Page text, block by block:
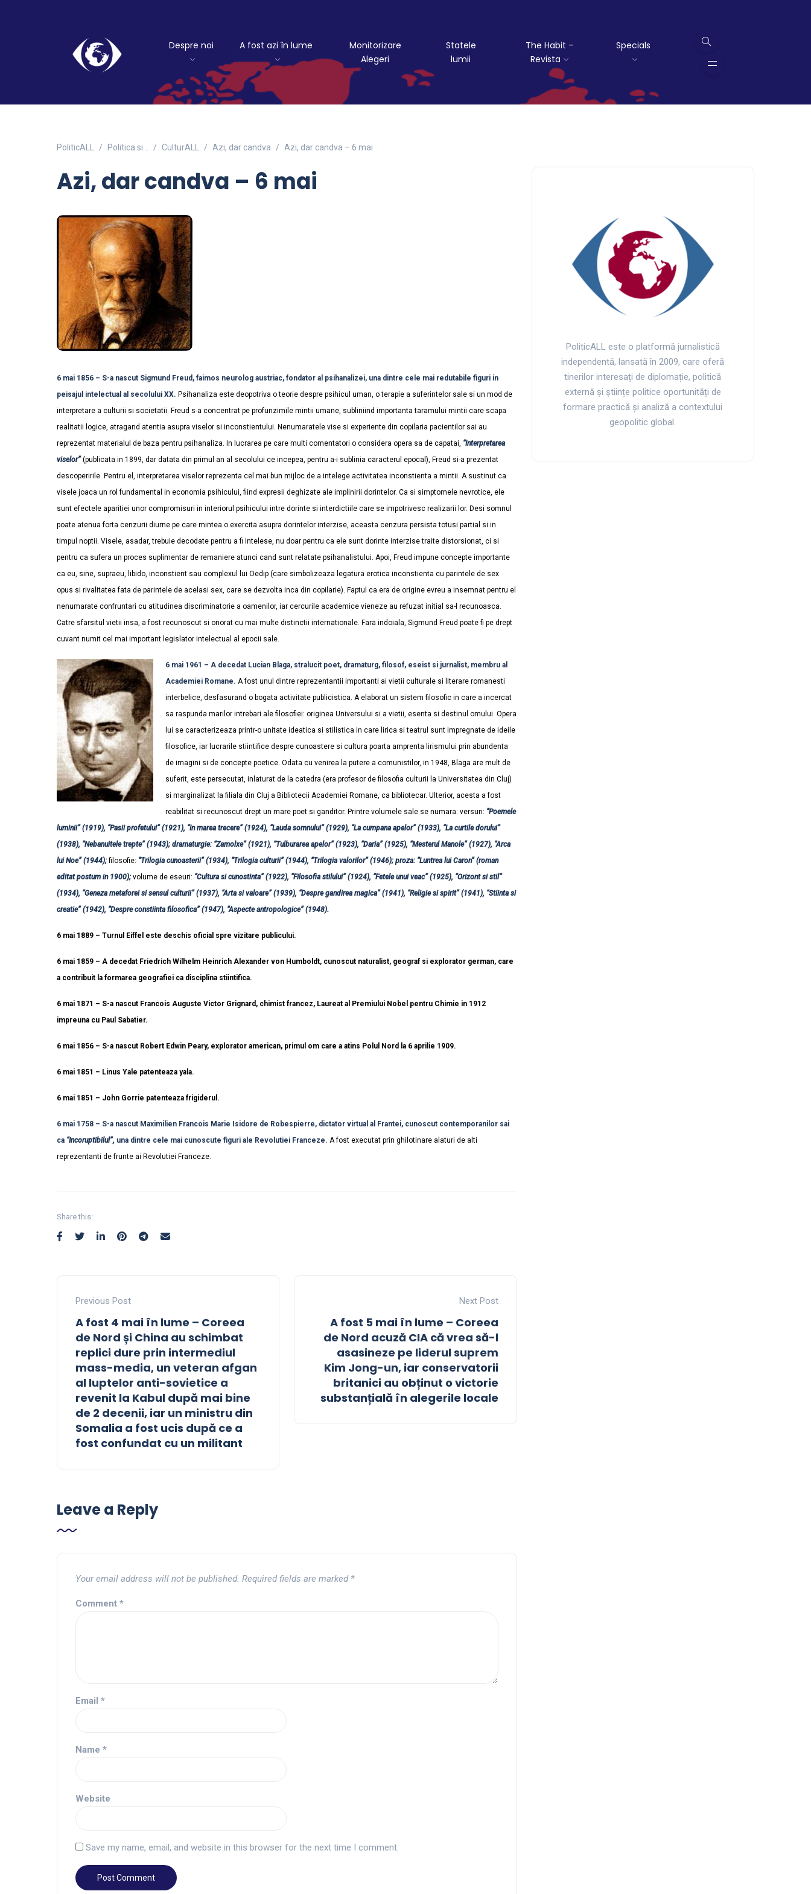
Despre noi A fost azi în lume
Monitorizare
Alegeri
Statele
lumii
The Habit –
Revista
Specials
PoliticALL Politica si… CulturALL Azi, dar candva Azi, dar candva – 6 mai
Azi, dar candva – 6 mai
6 mai 1856 – S-a nascut Sigmund Freud, faimos neurolog austriac, fondator al psihanalizei, una dintre cele mai redutabile figuri in
peisajul intelectual al secolului XX. Psihanaliza este deopotriva o teorie despre psihicul uman, o terapie a suferintelor sale si un mod de
interpretare a culturii si societatii. Freud s-a concentrat pe profunzimile mintii umane, subliniind importanta taramului mintii care scapa
realitatii logice, atragand atentia asupra viselor si inconstientului. Nenumaratele vise si experiente din copilaria pacientilor sai au
reprezentat materialul de baza pentru psihanaliza. In lucrarea pe care multi comentatori o considera opera sa de capatai, “Interpretarea
viselor” (publicata in 1899, dar datata din primul an al secolului ce incepea, pentru a-i sublinia caracterul epocal), Freud si-a prezentat
descoperirile. Pentru el, interpretarea viselor reprezenta cel mai bun mijloc de a intelege activitatea inconstienta a mintii. A sustinut ca
visele joaca un rol fundamental in economia psihicului, fiind expresii deghizate ale implinirii dorintelor. Ca si simptomele nevrotice, ele
sunt efectele aparitiei unor compromisuri in interiorul psihicului intre dorinte si interdictiile care se impotrivesc realizarii lor. Desi somnul
poate atenua forta cenzurii diurne pe care mintea o exercita asupra dorintelor interzise, aceasta cenzura persista totusi partial si in
timpul noptii. Visele, asadar, trebuie decodate pentru a fi intelese, nu doar pentru ca ele sunt dorinte interzise traite distorsionat, ci si
pentru ca sufera un proces suplimentar de remaniere atunci cand sunt relatate psihanalistului. Apoi, Freud impune concepte importante
ca eu, sine, supraeu, libido, inconstient sau complexul lui Oedip (care simbolizeaza legatura erotica inconstienta cu parintele de sex
opus si rivalitatea fata de parintele de acelasi sex, care se dezvolta inca din copilarie). Faptul ca era de origine evreu a insemnat pentru el
nenumarate confruntari cu atitudinea discriminatorie a oamenilor, iar cercurile academice vieneze au refuzat initial sa-l recunoasca.
Catre sfarsitul vietii insa, a fost recunoscut si onorat cu mai multe distinctii internationale. Fara indoiala, Sigmund Freud poate fi pe drept
cuvant numit cel mai important legislator intelectual al epocii sale.
6 mai 1961 – A decedat Lucian Blaga, stralucit poet, dramaturg, filosof, eseist si jurnalist, membru al
Academiei Romane. A fost unul dintre reprezentantii importanti ai vietii culturale si literare romanesti
interbelice, desfasurand o bogata activitate publicistica. A elaborat un sistem filosofic in care a incercat
sa raspunda marilor intrebari ale filosofiei: originea Universului si a vietii, esenta si destinul omului. Opera
lui se caracterizeaza printr-o unitate ideatica si stilistica in care lirica si teatrul sunt impregnate de ideile
filosofice, iar lucrarile stiintifice despre cunoastere si cultura poarta amprenta lirismului prin abundenta
de imagini si de concepte poetice. Odata cu venirea la putere a comunistilor, in 1948, Blaga are mult de
suferit, este persecutat, inlaturat de la catedra (era profesor de filosofia culturii la Universitatea din Cluj)
si marginalizat la filiala din Cluj a Bibliotecii Academiei Romane, ca bibliotecar. Ulterior, acesta a fost
reabilitat si recunoscut drept un mare poet si ganditor. Printre volumele sale se numara: versuri: “Poemele
luminii” (1919), “Pasii profetului” (1921), “In marea trecere” (1924), “Lauda somnului” (1929), “La cumpana apelor” (1933), “La curtile dorului”
(1938), “Nebanuitele trepte” (1943); dramaturgie: “Zamolxe” (1921), “Tulburarea apelor” (1923), “Daria” (1925), “Mesterul Manole” (1927), “Arca
lui Noe” (1944);filosofie: “Trilogia cunoasterii” (1934), “Trilogia culturii” (1944), “Trilogia valorilor” (1946); proza: “Luntrea lui Caron” (roman
editat postum in 1900); volume de eseuri: “Cultura si cunostinta” (1922), “Filosofia stilului” (1924), “Fetele unui veac” (1925), “Orizont si stil”
(1934), “Geneza metaforei si sensul culturii” (1937), “Arta si valoare” (1939), “Despre gandirea magica” (1941), “Religie si spirit” (1941), “Stiinta si
creatie” (1942), “Despre constiinta filosofica” (1947), “Aspecte antropologice” (1948).
6 mai 1889 – Turnul Eiffel este deschis oficial spre vizitare publicului.
6 mai 1859 – A decedat Friedrich Wilhelm Heinrich Alexander von Humboldt, cunoscut naturalist, geograf si explorator german, care
a contribuit la formarea geografiei ca disciplina stiintifica.
6 mai 1871 – S-a nascut Francois Auguste Victor Grignard, chimist francez, Laureat al Premiului Nobel pentru Chimie in 1912
impreuna cu Paul Sabatier.
6 mai 1856 – S-a nascut Robert Edwin Peary, explorator american, primul om care a atins Polul Nord la 6 aprilie 1909.
6 mai 1851 – Linus Yale patenteaza yala.
6 mai 1851 – John Gorrie patenteaza frigiderul.
6 mai 1758 – S-a nascut Maximilien Francois Marie Isidore de Robespierre, dictator virtual al Frantei, cunoscut contemporanilor sai
ca “Incoruptibilul”, una dintre cele mai cunoscute figuri ale Revolutiei Franceze. A fost executat prin ghilotinare alaturi de alti
reprezentanti de frunte ai Revolutiei Franceze.
Share this:
Previous Post
A fost 4 mai în lume – Coreea
de Nord și China au schimbat
replici dure prin intermediul
mass-media, un veteran afgan
al luptelor anti-sovietice a
revenit la Kabul după mai bine
de 2 decenii, iar un ministru din
Somalia a fost ucis după ce a
fost confundat cu un militant
Next Post
A fost 5 mai în lume – Coreea
de Nord acuză CIA că vrea să-l
asasineze pe liderul suprem
Kim Jong-un, iar conservatorii
britanici au obținut o victorie
substanțială în alegerile locale
Leave a Reply
Your email address will not be published. Required fields are marked *
Comment *
Email *
Name *
Website
Save my name, email, and website in this browser for the next time I comment.
PoliticALL este o platformă jurnalistică
independentă, lansată în 2009, care oferă
tinerilor interesați de diplomație, politică
externă și științe politice oportunități de
formare practică și analiză a contextului
geopolitic global.